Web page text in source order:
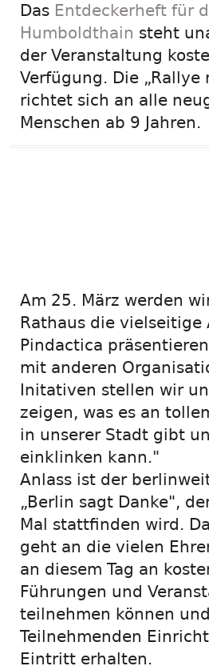
Das Entdeckerheft für
Humboldthain steht
der Veranstaltung
Verfügung. Die „Rallye
richtet sich an alle
Menschen ab 9 Jahren.
Am 25. März werden
Rathaus die vielseitige
Pindactica
mit anderen
Initativen stellen wir
zeigen, was es an
in unserer Stadt gibt
einklinken kann."
Anlass ist der
„Berlin sagt Danke",
Mal stattfinden wird.
geht an die vielen
an diesem Tag an
Führungen und
teilnehmen können
Teilnehmenden
Eintritt erhalten.